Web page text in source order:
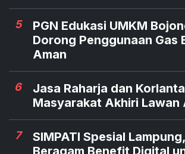
5
PGN Edukasi UMKM
Dorong Penggunaan Gas
Aman
6
Jasa Raharja dan
Masyarakat Akhiri Lawan
7
SIMPATI Spesial
Beragam Benefit Digital